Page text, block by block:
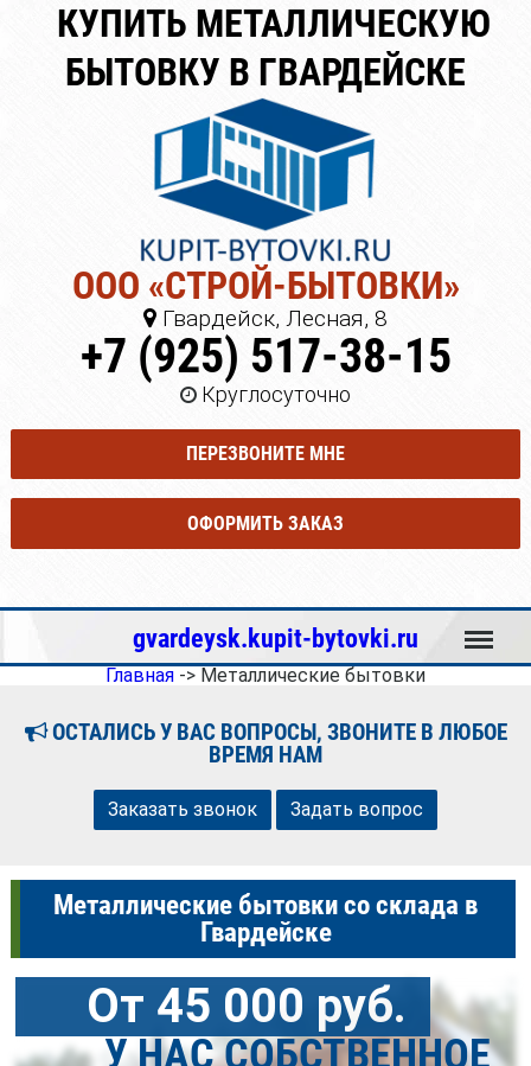
КУПИТЬ МЕТАЛЛИЧЕСКУЮ
БЫТОВКУ В ГВАРДЕЙСКЕ
ООО «СТРОЙ-БЫТОВКИ»
Гвардейск, Лесная, 8
+7 (925) 517-38-15
Круглосуточно
ПЕРЕЗВОНИТЕ МНЕ
ОФОРМИТЬ ЗАКАЗ
gvardeysk.kupit-bytovki.ru Меню
Главная -> Металлические бытовки
ОСТАЛИСЬ У ВАС ВОПРОСЫ, ЗВОНИТЕ В ЛЮБОЕ
ВРЕМЯ НАМ
Заказать звонок Задать вопрос
Металлические бытовки со склада в
Гвардейске
От 45 000 руб.
У НАС СОБСТВЕННОЕ